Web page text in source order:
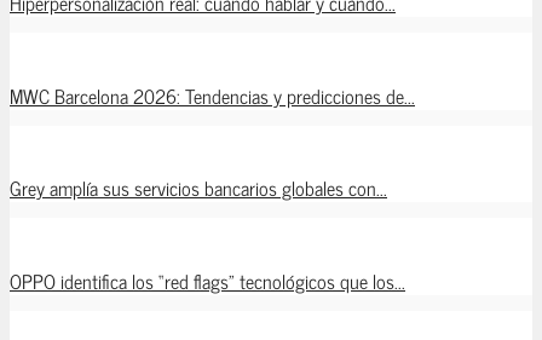
MWC Barcelona 2026: Tendencias y predicciones de...
Grey amplía sus servicios bancarios globales con...
OPPO identifica los “red flags” tecnológicos que los...